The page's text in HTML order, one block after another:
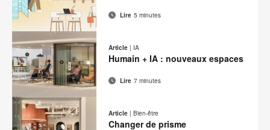
Partager
sur
Facebook
Partager
sur
Twitter
Partager
sur
Pinterest
Partager
sur
LinkedIn
Adresse
de
contact
Imprimer
cette
page
Lire 5 minutes
sur
Facebook
sur
Twitter
sur
Pinterest
Partager
sur
LinkedIn
Adresse
de
contact
Imprimer
Article | IA
Humain + IA : nouveaux espaces
Lire 7 minutes
Article | Bien-être
Changer de prisme